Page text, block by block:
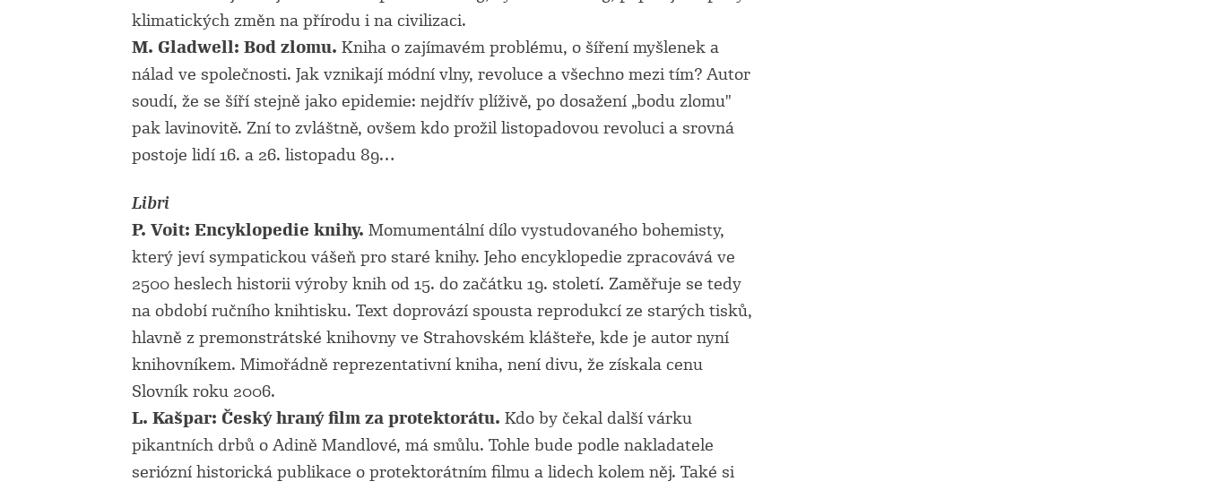
klimatických změn na přírodu i na civilizaci.
M. Gladwell: Bod zlomu. Kniha o zajímavém problému, o šíření myšlenek a
nálad ve společnosti. Jak vznikají módní vlny, revoluce a všechno mezi tím? Autor
soudí, že se šíří stejně jako epidemie: nejdřív plíživě, po dosažení „bodu zlomu"
pak lavinovitě. Zní to zvláštně, ovšem kdo prožil listopadovou revoluci a srovná
postoje lidí 16. a 26. listopadu 89…
Libri
P. Voit: Encyklopedie knihy. Momumentální dílo vystudovaného bohemisty,
který jeví sympatickou vášeň pro staré knihy. Jeho encyklopedie zpracovává ve
2500 heslech historii výroby knih od 15. do začátku 19. století. Zaměřuje se tedy
na období ručního knihtisku. Text doprovází spousta reprodukcí ze starých tisků,
hlavně z premonstrátské knihovny ve Strahovském klášteře, kde je autor nyní
knihovníkem. Mimořádně reprezentativní kniha, není divu, že získala cenu
Slovník roku 2006.
L. Kašpar: Český hraný film za protektorátu. Kdo by čekal další várku
pikantních drbů o Adině Mandlové, má smůlu. Tohle bude podle nakladatele
seriózní historická publikace o protektorátním filmu a lidech kolem něj. Také si